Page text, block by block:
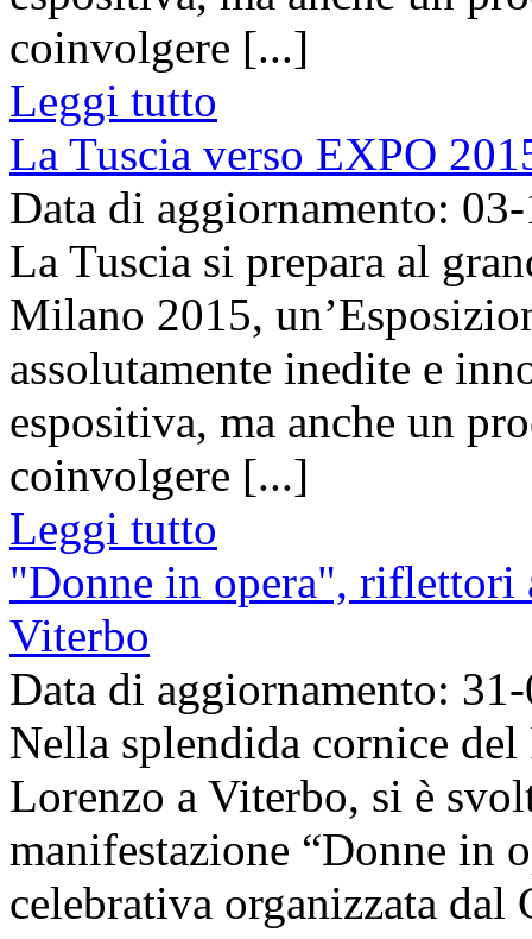
coinvolgere [...]
Leggi tutto
La Tuscia verso EXPO
Data di aggiornamento:
La Tuscia si prepara al
Milano 2015,
assolutamente inedite e
espositiva, ma anche un
coinvolgere [...]
Leggi tutto
"Donne in opera", riflettori
Viterbo
Data di aggiornamento:
Nella splendida cornice del
Lorenzo a Viterbo, si è
manifestazione “Donne in
celebrativa organizzata